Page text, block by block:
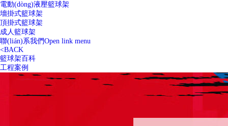
電動(dòng)液壓籃球架
墻掛式籃球架
頂掛式籃球架
成人籃球架
聯(lián)系我們Open link menu
<BACK
籃球架百科
工程案例